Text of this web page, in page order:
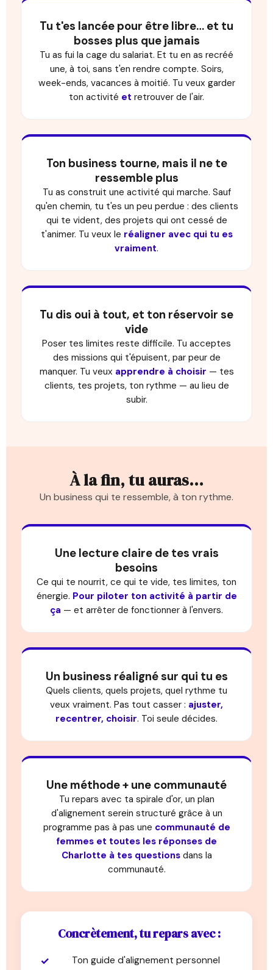
Tu t'es lancée pour être libre… et tu
bosses plus que jamais
Tu as fui la cage du salariat. Et tu en as recréé
une, à toi, sans t'en rendre compte. Soirs,
week-ends, vacances à moitié. Tu veux garder
ton activité et retrouver de l'air.
Ton business tourne, mais il ne te
ressemble plus
Tu as construit une activité qui marche. Sauf
qu'en chemin, tu t'es un peu perdue : des clients
qui te vident, des projets qui ont cessé de
t'animer. Tu veux le réaligner avec qui tu es
vraiment.
Tu dis oui à tout, et ton réservoir se
vide
Poser tes limites reste difficile. Tu acceptes
des missions qui t'épuisent, par peur de
manquer. Tu veux apprendre à choisir — tes
clients, tes projets, ton rythme — au lieu de
subir.
À la fin, tu auras…
Un business qui te ressemble, à ton rythme.
Une lecture claire de tes vrais
besoins
Ce qui te nourrit, ce qui te vide, tes limites, ton
énergie. Pour piloter ton activité à partir de
ça — et arrêter de fonctionner à l'envers.
Un business réaligné sur qui tu es
Quels clients, quels projets, quel rythme tu
veux vraiment. Pas tout casser : ajuster,
recentrer, choisir. Toi seule décides.
Une méthode + une communauté
Tu repars avec ta spirale d'or, un plan
d'alignement serein structuré grâce à un
programme pas à pas une communauté de
femmes et toutes les réponses de
Charlotte à tes questionsdans la
communauté.
Concrètement, tu repars avec :
Ton guide d'alignement personnel